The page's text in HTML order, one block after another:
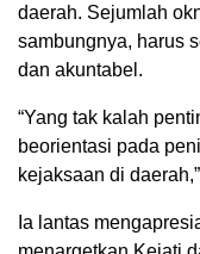
daerah. Sejumlah
sambungnya, harus
dan akuntabel.
“Yang tak kalah
beorientasi pada
kejaksaan di
Ia lantas